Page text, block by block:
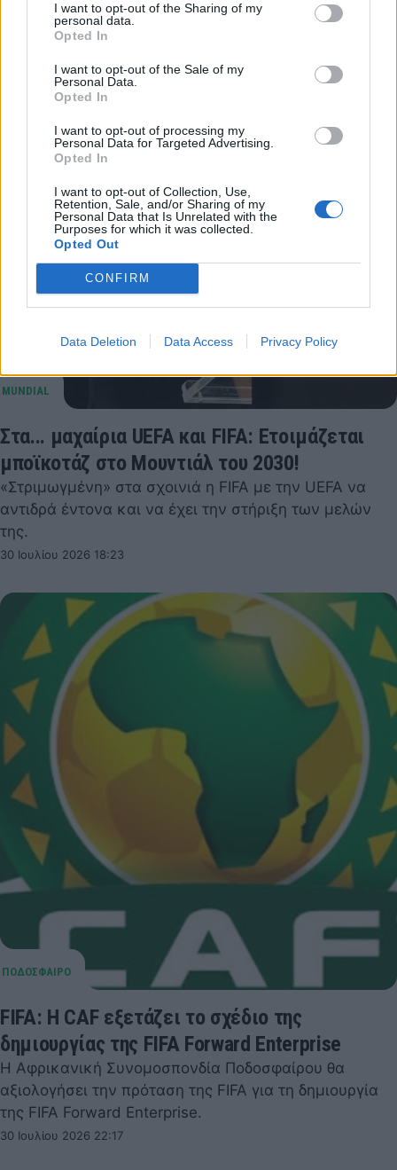
I want to opt-out of the Sharing of my
personal data.
Opted In
I want to opt-out of the Sale of my
Personal Data.
Opted In
I want to opt-out of processing my
Personal Data for Targeted Advertising.
Opted In
I want to opt-out of Collection, Use,
Retention, Sale, and/or Sharing of my
Personal Data that Is Unrelated with the
Purposes for which it was collected.
Opted Out
CONFIRM
Data Deletion Data Access Privacy Policy
Στα... μαχαίρια UEFA και FIFA: Ετοιμάζεται
μποϊκοτάζ στο Μουντιάλ του 2030!
«Στριμωγμένη» στα σχοινιά η FIFA με την UEFA να
αντιδρά έντονα και να έχει την στήριξη των μελών
της.
30 Ιουλίου 2026 18:23
FIFA: Η CAF εξετάζει το σχέδιο της
δημιουργίας της FIFA Forward Enterprise
Η Αφρικανική Συνομοσπονδία Ποδοσφαίρου θα
αξιολογήσει την πρόταση της FIFA για τη δημιουργία
της FIFA Forward Enterprise.
30 Ιουλίου 2026 22:17